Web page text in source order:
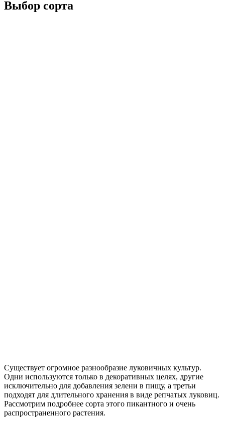
Выбор сорта
Существует огромное разнообразие луковичных культур.
Одни используются только в декоративных целях, другие
исключительно для добавления зелени в пищу, а третьи
подходят для длительного хранения в виде репчатых луковиц.
Рассмотрим подробнее сорта этого пикантного и очень
распространенного растения.